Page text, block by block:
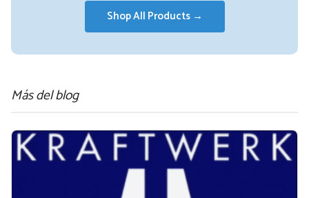
Shop All Products →
Más del blog